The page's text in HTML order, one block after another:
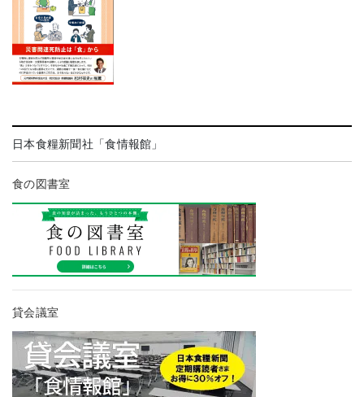
日本食糧新聞社「食情報館」
食の図書室
貸会議室